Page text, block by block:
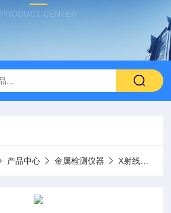
PRODUCT CENTER
产品中心 金属检测仪器 X射线异物检测机